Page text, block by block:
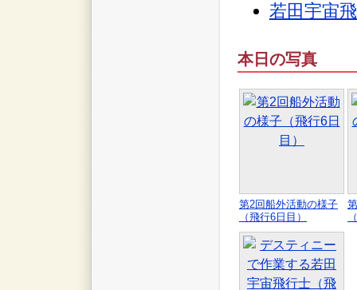
若田宇宙
本日の写真
第2回船外活動の様子
（飛行6日目）